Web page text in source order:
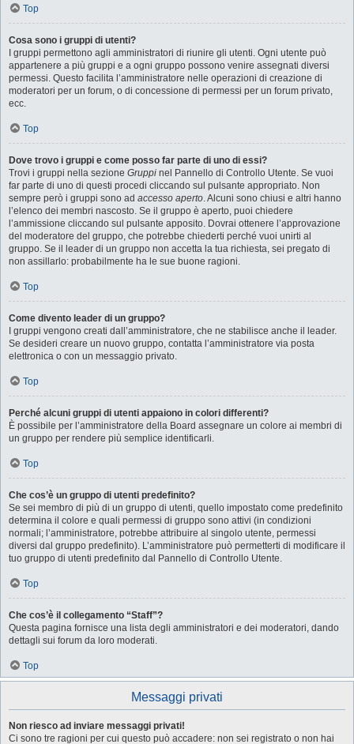
Top
Cosa sono i gruppi di utenti?
I gruppi permettono agli amministratori di riunire gli utenti. Ogni utente può
appartenere a più gruppi e a ogni gruppo possono venire assegnati diversi
permessi. Questo facilita l’amministratore nelle operazioni di creazione di
moderatori per un forum, o di concessione di permessi per un forum privato,
ecc.
Top
Dove trovo i gruppi e come posso far parte di uno di essi?
Trovi i gruppi nella sezione Gruppi nel Pannello di Controllo Utente. Se vuoi
far parte di uno di questi procedi cliccando sul pulsante appropriato. Non
sempre però i gruppi sono ad accesso aperto. Alcuni sono chiusi e altri hanno
l’elenco dei membri nascosto. Se il gruppo è aperto, puoi chiedere
l’ammissione cliccando sul pulsante apposito. Dovrai ottenere l’approvazione
del moderatore del gruppo, che potrebbe chiederti perché vuoi unirti al
gruppo. Se il leader di un gruppo non accetta la tua richiesta, sei pregato di
non assillarlo: probabilmente ha le sue buone ragioni.
Top
Come divento leader di un gruppo?
I gruppi vengono creati dall’amministratore, che ne stabilisce anche il leader.
Se desideri creare un nuovo gruppo, contatta l’amministratore via posta
elettronica o con un messaggio privato.
Top
Perché alcuni gruppi di utenti appaiono in colori differenti?
È possibile per l’amministratore della Board assegnare un colore ai membri di
un gruppo per rendere più semplice identificarli.
Top
Che cos’è un gruppo di utenti predefinito?
Se sei membro di più di un gruppo di utenti, quello impostato come predefinito
determina il colore e quali permessi di gruppo sono attivi (in condizioni
normali; l’amministratore, potrebbe attribuire al singolo utente, permessi
diversi dal gruppo predefinito). L’amministratore può permetterti di modificare il
tuo gruppo di utenti predefinito dal Pannello di Controllo Utente.
Top
Che cos’è il collegamento “Staff”?
Questa pagina fornisce una lista degli amministratori e dei moderatori, dando
dettagli sui forum da loro moderati.
Top
Messaggi privati
Non riesco ad inviare messaggi privati!
Ci sono tre ragioni per cui questo può accadere: non sei registrato o non hai